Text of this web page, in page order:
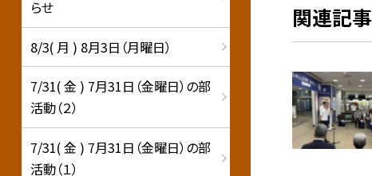
関連記事
らせ
8/3( 月 ) 8月3日（月曜日）
7/31( 金 ) 7月31日（金曜日）の部
活動（２）
7/31( 金 ) 7月31日（金曜日）の部
活動（１）